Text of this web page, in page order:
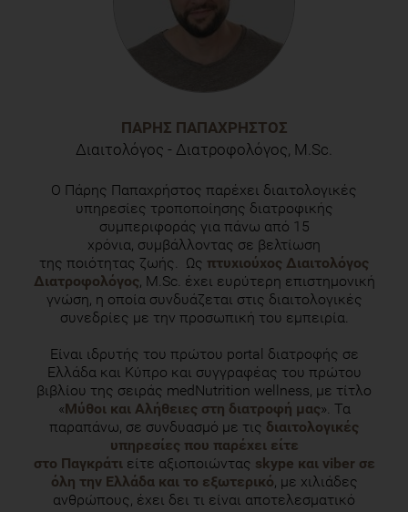
ΠΆΡΗΣ ΠΑΠΑΧΡΉΣΤΟΣ
Διαιτολόγος - Διατροφολόγος, M.Sc.
Ο Πάρης Παπαχρήστος παρέχει διαιτολογικές
υπηρεσίες τροποποίησης διατροφικής
συμπεριφοράς για πάνω από 15
χρόνια, συμβάλλοντας σε βελτίωση
της ποιότητας ζωής. Ως πτυχιούχος Διαιτολόγος
Διατροφολόγος, M.Sc. έχει ευρύτερη επιστημονική
γνώση, η οποία συνδυάζεται στις διαιτολογικές
συνεδρίες με την προσωπική του εμπειρία.
Είναι ιδρυτής του πρώτου portal διατροφής σε
Ελλάδα και Κύπρο και συγγραφέας του πρώτου
βιβλίου της σειράς medNutrition wellness, με τίτλο
«Μύθοι και Αλήθειες στη διατροφή μας». Τα
παραπάνω, σε συνδυασμό με τις διαιτολογικές
υπηρεσίες που παρέχει είτε
στο Παγκράτι είτε αξιοποιώντας skype και viber σε
όλη την Ελλάδα και το εξωτερικό , με χιλιάδες
ανθρώπους, έχει δει τι είναι αποτελεσματικό